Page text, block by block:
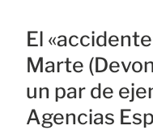
El
Marte
un par de
Agencias